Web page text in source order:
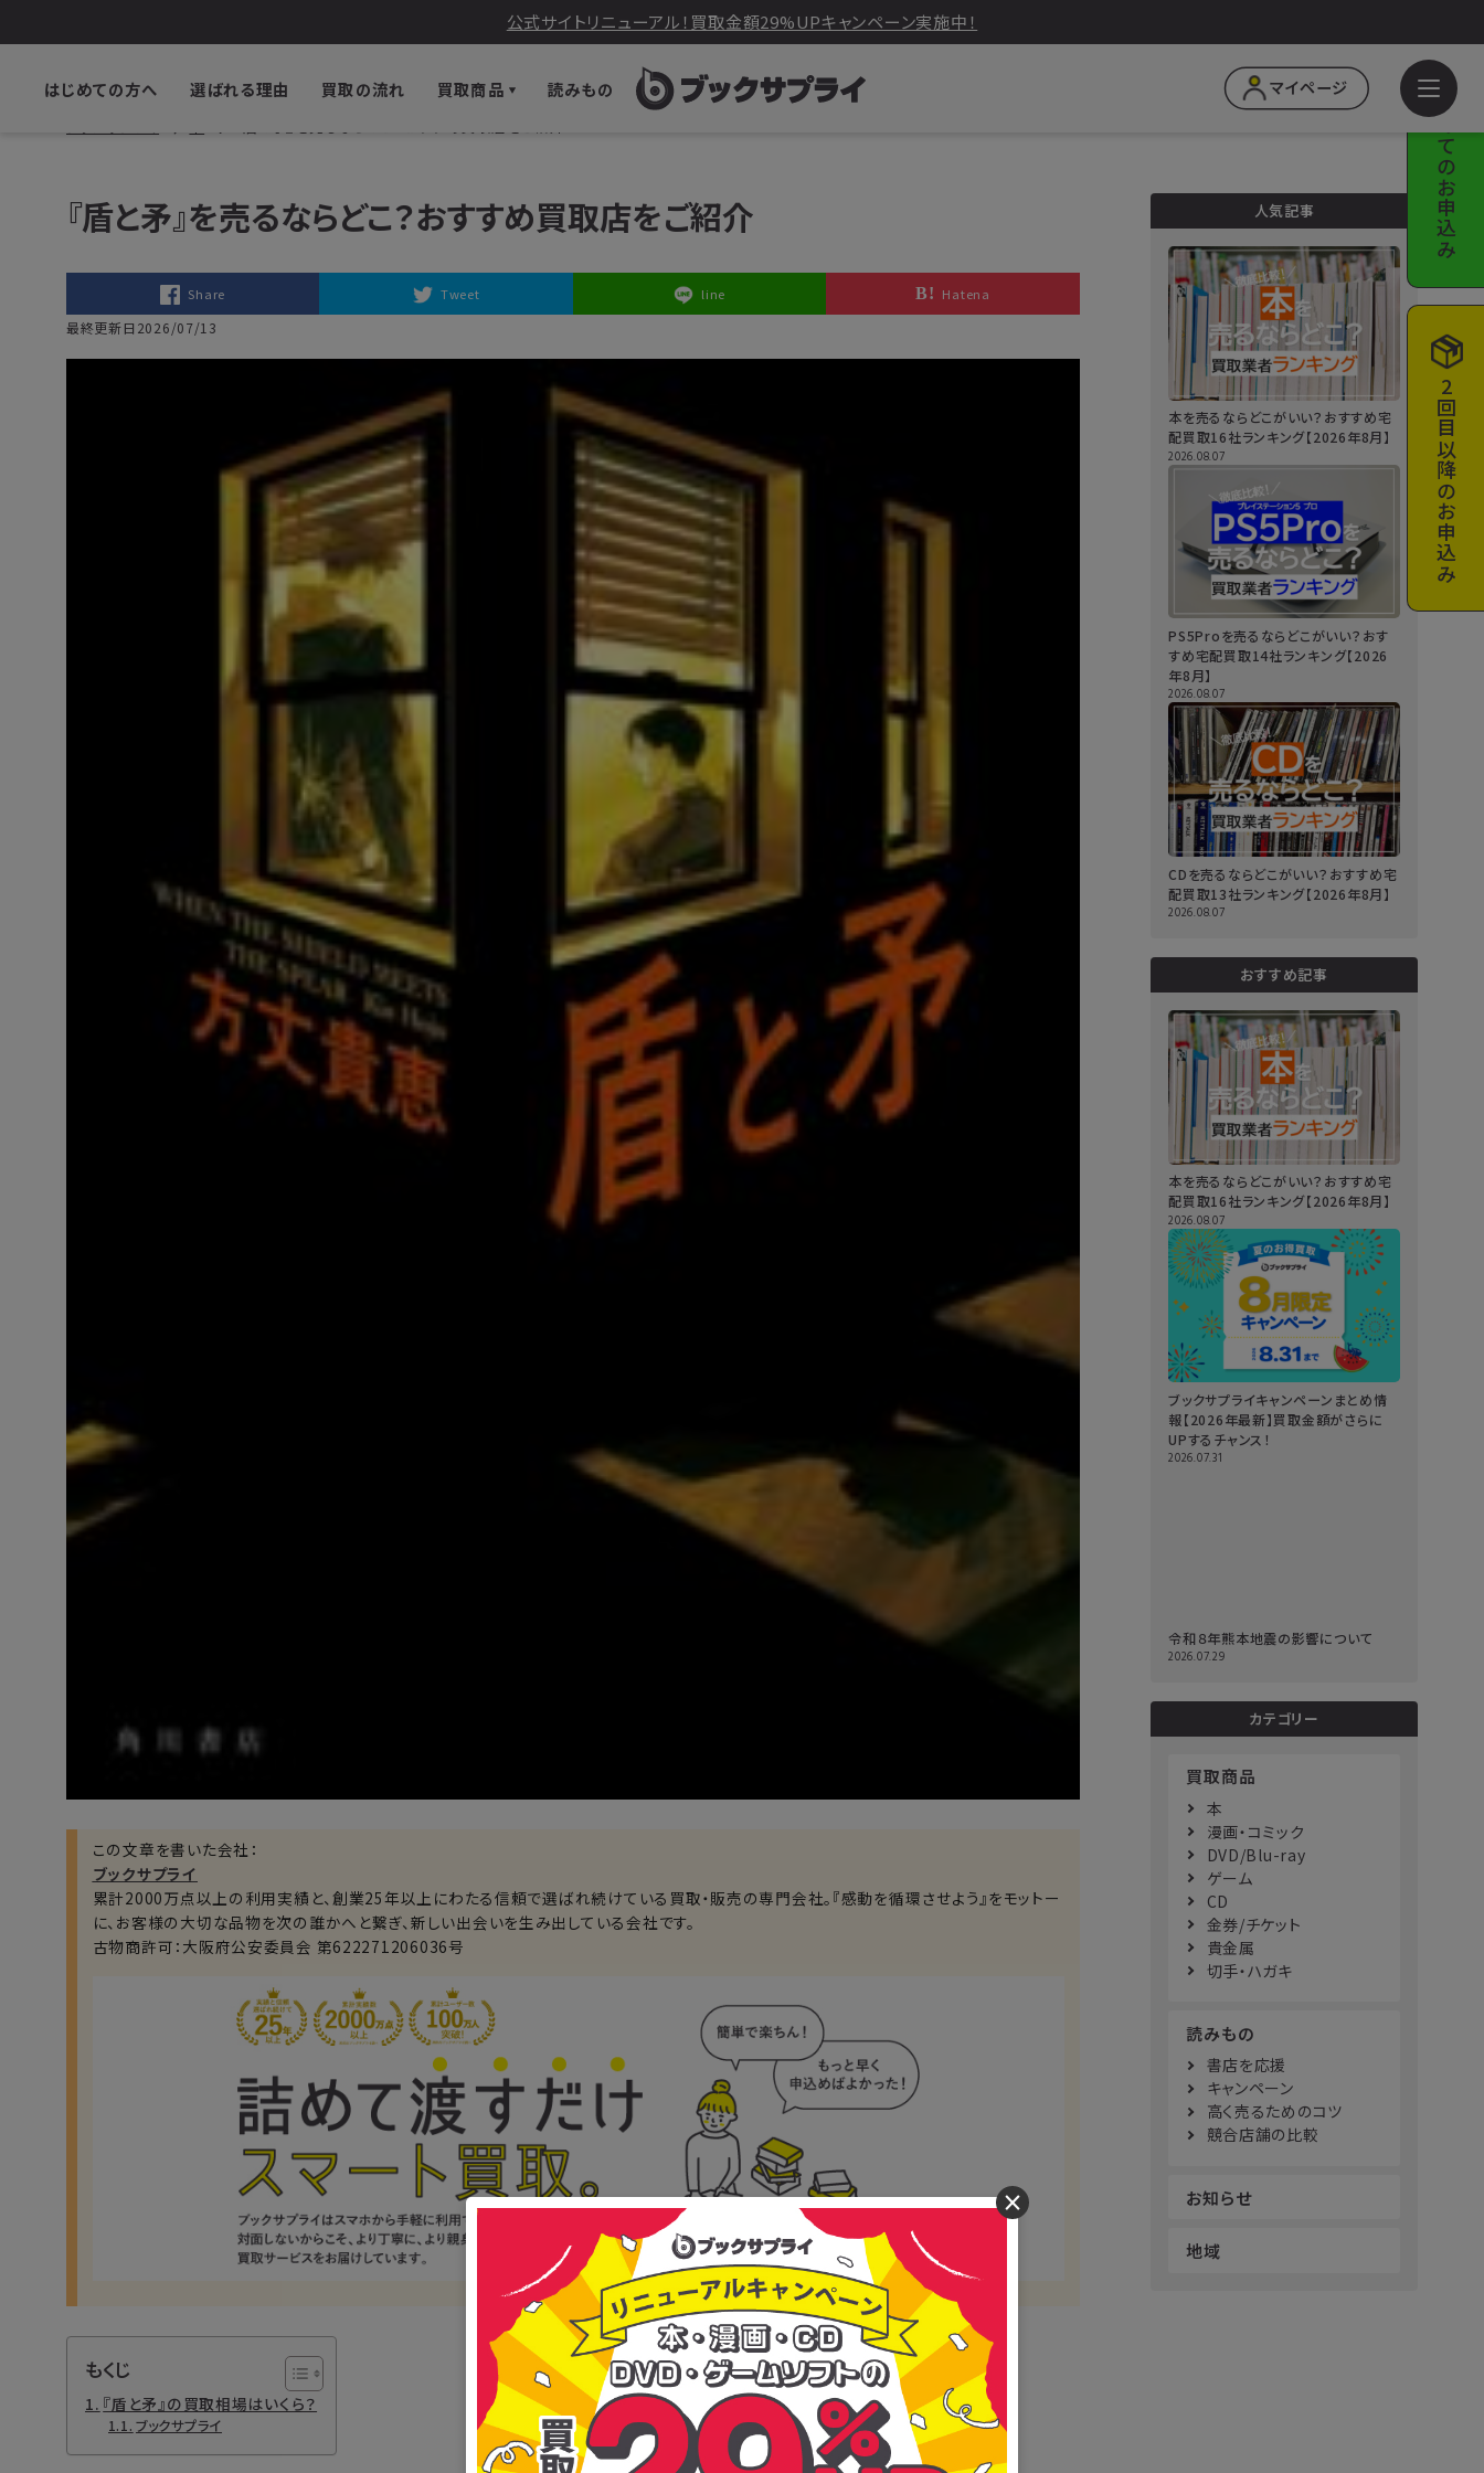
公式サイトリニューアル！買取金額29%UPキャンペーン実施中！
はじめての方へ 選ばれる理由 買取の流れ 買取商品 読みもの マイページ はじめての
お申込み
2回目以降の
お申込み
『盾と矛』を売るならどこ？おすすめ買取店をご紹介
Share Tweet line Hatena
最終更新日2026/07/13
この文章を書いた会社：
ブックサプライ
累計2000万点以上の利用実績と、創業25年以上にわたる信頼で選ばれ続けている買取・販売の専門会社。『感動を循環させよう』をモットー
に、お客様の大切な品物を次の誰かへと繋ぎ、新しい出会いを生み出している会社です。
古物商許可：大阪府公安委員会 第622271206036号
もくじ
『盾と矛』の買取相場はいくら？
ブックサプライ
人気記事
本を売るならどこがいい？おすすめ宅
配買取16社ランキング【2026年8月】
2026.08.07
PS5Proを売るならどこがいい？おす
すめ宅配買取14社ランキング【2026
年8月】
2026.08.07
CDを売るならどこがいい？おすすめ宅
配買取13社ランキング【2026年8月】
2026.08.07
おすすめ記事
本を売るならどこがいい？おすすめ宅
配買取16社ランキング【2026年8月】
2026.08.07
ブックサプライキャンペーンまとめ情
報【2026年最新】買取金額がさらに
UPするチャンス！
2026.07.31
令和８年熊本地震の影響について
2026.07.29
カテゴリー
買取商品
本
漫画・コミック
DVD/Blu-ray
ゲーム
CD
金券/チケット
貴金属
切手・ハガキ
読みもの
書店を応援
キャンペーン
高く売るためのコツ
競合店舗の比較
お知らせ
地域
×